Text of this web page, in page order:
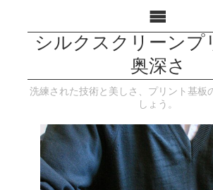
シルクスクリーンプ
奥深さ
洗練された技術と美しさ、プリント基板
しょう。